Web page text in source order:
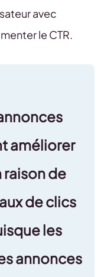
avec
le CTR.
améliorer
de
de clics
les
annonces